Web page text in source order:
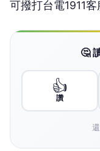
可撥打台電1911客
🤔
👍
讚